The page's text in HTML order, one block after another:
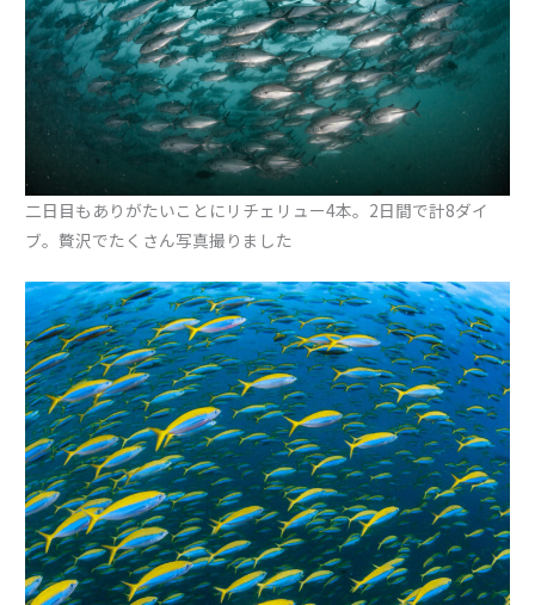
二日目もありがたいことにリチェリュー4本。2日間で計8ダイ
ブ。贅沢でたくさん写真撮りました